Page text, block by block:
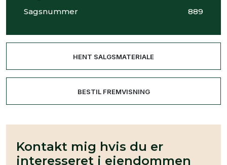
Sagsnummer 889
HENT SALGSMATERIALE
BESTIL FREMVISNING
Kontakt mig hvis du er
interesseret i ejendommen